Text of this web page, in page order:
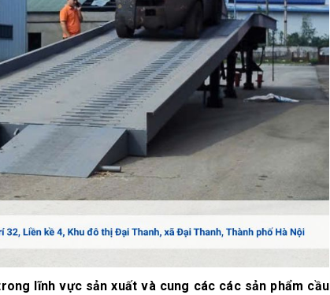
lĩnh vực sản xuất và cung các các sản phẩm cầu